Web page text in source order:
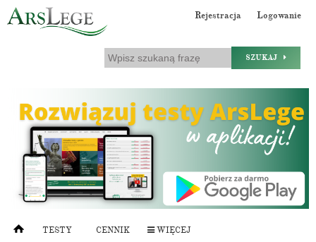
Rejestracja Logowanie
SZUKAJ
TESTY CENNIK WIĘCEJ